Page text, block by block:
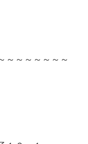
～～～～～～～